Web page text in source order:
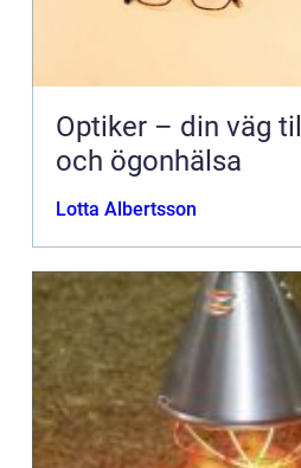
Optiker – din väg
och ögonhälsa
Lotta Albertsson